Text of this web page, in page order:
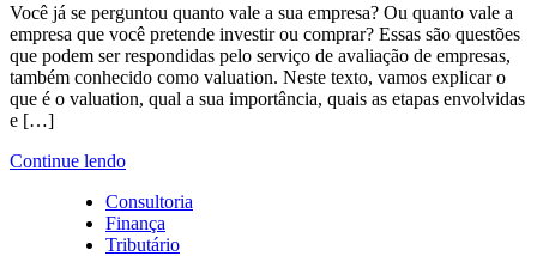
Você já se perguntou quanto vale a sua empresa? Ou quanto vale a
empresa que você pretende investir ou comprar? Essas são questões
que podem ser respondidas pelo serviço de avaliação de empresas,
também conhecido como valuation. Neste texto, vamos explicar o
que é o valuation, qual a sua importância, quais as etapas envolvidas
e […]
Continue lendo
Consultoria
Finança
Tributário